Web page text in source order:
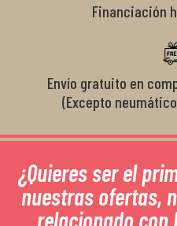
Financiación
Envío gratuito en
(Excepto
¿Quieres ser el
nuestras ofertas,
relacionado con